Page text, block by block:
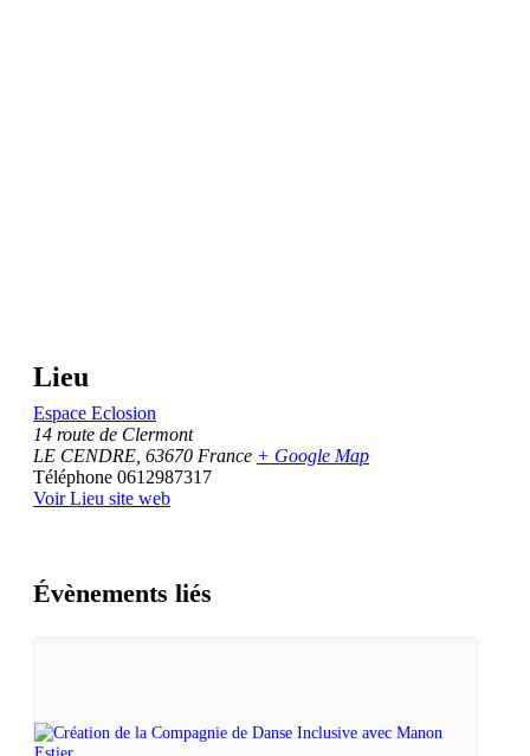
Lieu
Espace Eclosion
14 route de Clermont
LE CENDRE 63670 France + Google Map
Téléphone 0612987317
Voir Lieu site web
Évènements liés